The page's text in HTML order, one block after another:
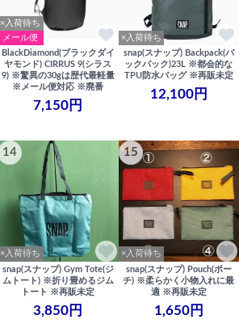
×入荷待ち
メール便
BlackDiamond(ブラックダイ
ヤモンド) CIRRUS 9(シラス
9) ※驚異の30gは歴代最軽量
※メール便対応 ※廃番
7,150円
×入荷待ち
snap(スナップ) Backpack(バ
ックパック)23L ※都会的な
TPU防水バッグ ※再販未定
12,100円
14
×入荷待ち
snap(スナップ) Gym Tote(ジ
ムトート) ※折り畳めるジム
トート ※再販未定
3,850円
15
×入荷待ち
snap(スナップ) Pouch(ポー
チ) ※柔らかく小物入れに最
適 ※再販未定
1,650円